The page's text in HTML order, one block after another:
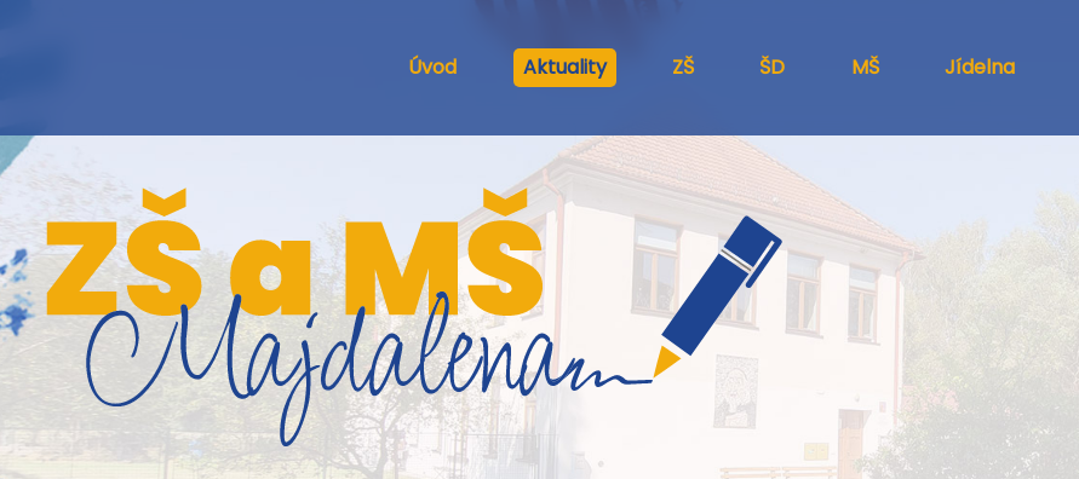
Úvod Aktuality ZŠ ŠD MŠ Jídelna